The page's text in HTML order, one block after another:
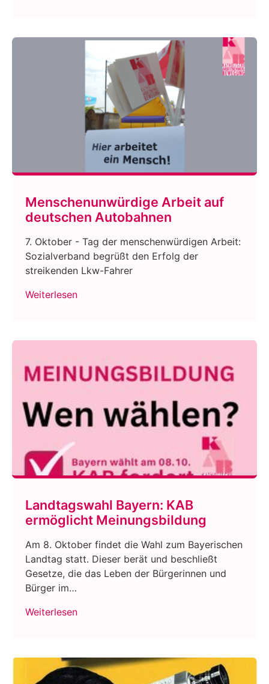
Menschenunwürdige Arbeit auf
deutschen Autobahnen
7. Oktober - Tag der menschenwürdigen Arbeit:
Sozialverband begrüßt den Erfolg der
streikenden Lkw-Fahrer
Weiterlesen
Landtagswahl Bayern: KAB
ermöglicht Meinungsbildung
Am 8. Oktober findet die Wahl zum Bayerischen
Landtag statt. Dieser berät und beschließt
Gesetze, die das Leben der Bürgerinnen und
Bürger im…
Weiterlesen